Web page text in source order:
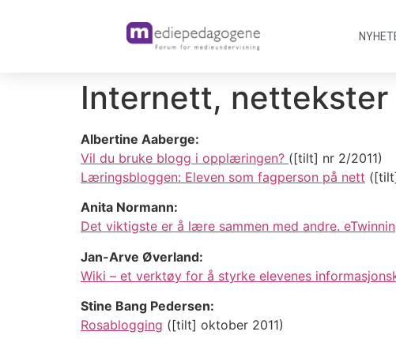
Internett, nettekster
Albertine Aaberge:
Vil du bruke blogg i opplæringen? ([tilt] nr 2/2011)
Læringsbloggen: Eleven som fagperson på nett
Anita Normann:
Det viktigste er å lære sammen med andre.
Jan-Arve Øverland:
Wiki – et verktøy for å styrke elevenes
Stine Bang Pedersen:
Rosablogging ([tilt] oktober 2011)